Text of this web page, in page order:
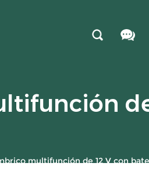
multifunción de 12 V con